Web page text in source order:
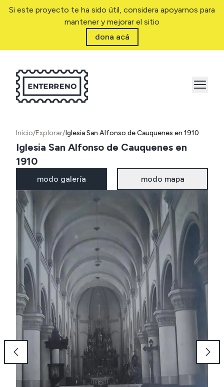
Si este proyecto te ha sido útil, considera apoyarnos para
mantener y mejorar el sitio
dona acá
Inicio/Explorar/Iglesia San Alfonso de Cauquenes en 1910
Iglesia San Alfonso de Cauquenes en
1910
modo galería modo mapa